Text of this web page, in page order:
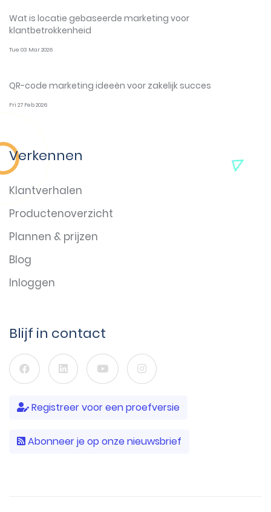
Wat is locatie gebaseerde marketing voor
klantbetrokkenheid
Tue 03 Mar 2026
QR-code marketing ideeën voor zakelijk succes
Fri 27 Feb 2026
Verkennen
Klantverhalen
Productenoverzicht
Plannen & prijzen
Blog
Inloggen
Blijf in contact
Registreer voor een proefversie
Abonneer je op onze nieuwsbrief